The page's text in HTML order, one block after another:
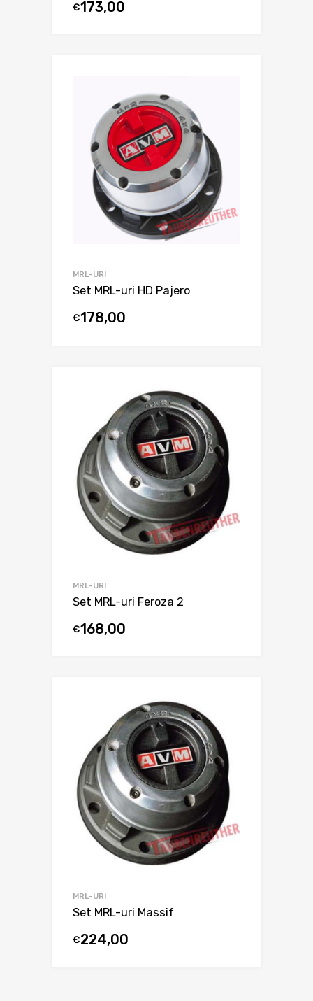
€173,00
MRL-URI
Set MRL-uri HD Pajero
€178,00
MRL-URI
Set MRL-uri Feroza 2
€168,00
MRL-URI
Set MRL-uri Massif
€224,00